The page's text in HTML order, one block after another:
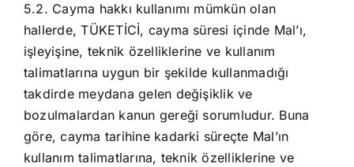
5.2. Cayma hakkı kullanımı mümkün olan
hallerde, TÜKETİCİ, cayma süresi içinde Mal’ı,
işleyişine, teknik özelliklerine ve kullanım
talimatlarına uygun bir şekilde kullanmadığı
takdirde meydana gelen değişiklik ve
bozulmalardan kanun gereği sorumludur. Buna
göre, cayma tarihine kadarki süreçte Mal’ın
kullanım talimatlarına, teknik özelliklerine ve